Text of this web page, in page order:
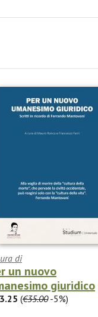
di
un nuovo
giuridico
(€35.00-5%)